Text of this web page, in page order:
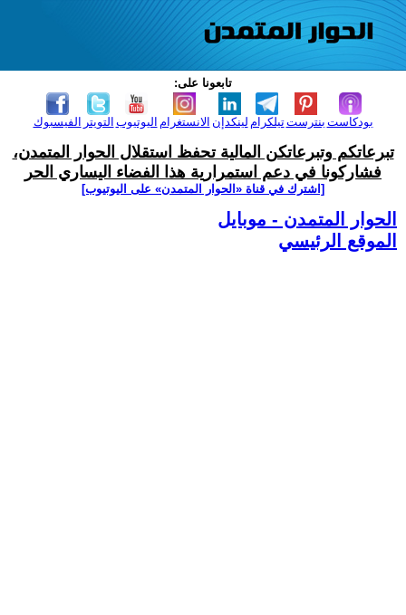
تابعونا على:
الفيسبوك التويتر اليوتيوب الانستغرام لينكدإن تيلكرامبنترست بودكاست
تبرعاتكم وتبرعاتكن المالية تحفظ استقلال الحوار المتمدن،
فشاركونا في دعم استمرارية هذا الفضاء اليساري الحر
[اشترك في قناة ‫«الحوار المتمدن» على اليوتيوب]
الحوار المتمدن - موبايل
الموقع الرئيسي